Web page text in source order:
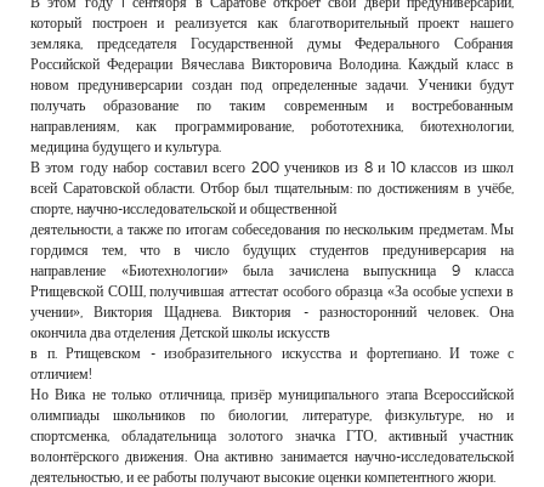
РЕКЛАМОДАТЕЛЯМ
ОБЪЯВЛЕНИЯ
КОНТАКТЫ
который построен и реализуется как благотворительный проект нашего
земляка, председателя Государственной думы Федерального Собрания
Российской Федерации Вячеслава Викторовича Володина. Каждый класс в
новом предуниверсарии создан под определенные задачи. Ученики будут
получать образование по таким современным и востребованным
направлениям, как программирование, робототехника, биотехнологии,
медицина будущего и культура.
В этом году набор составил всего 200 учеников из 8 и 10 классов из школ
всей Саратовской области. Отбор был тщательным: по достижениям в учёбе,
спорте, научно-исследовательской и общественной
деятельности, а также по итогам собеседования по нескольким предметам. Мы
гордимся тем, что в число будущих студентов предуниверсария на
направление «Биотехнологии» была зачислена выпускница 9 класса
Ртищевской СОШ, получившая аттестат особого образца «За особые успехи в
учении», Виктория Щаднева. Виктория - разносторонний человек. Она
окончила два отделения Детской школы искусств
в п. Ртищевском - изобразительного искусства и фортепиано. И тоже с
отличием!
Но Вика не только отличница, призёр муниципального этапа Всероссийской
олимпиады школьников по биологии, литературе, физкультуре, но и
спортсменка, обладательница золотого значка ГТО, активный участник
волонтёрского движения. Она активно занимается научно-исследовательской
деятельностью, и ее работы получают высокие оценки компетентного жюри.